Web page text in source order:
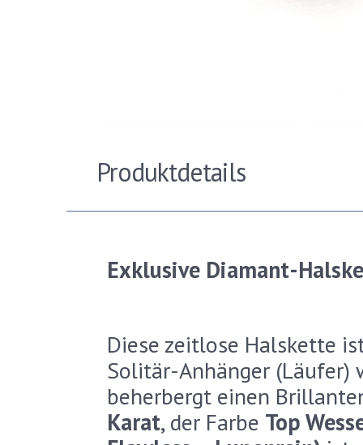
Produktdetails
Exklusive Diamant-
Diese zeitlose Halskette
Solitär-Anhänger (Läufer)
beherbergt einen
Karat, der Farbe Top